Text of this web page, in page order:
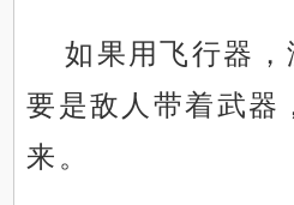
如果用飞行器，
要是敌人带着武器
来。